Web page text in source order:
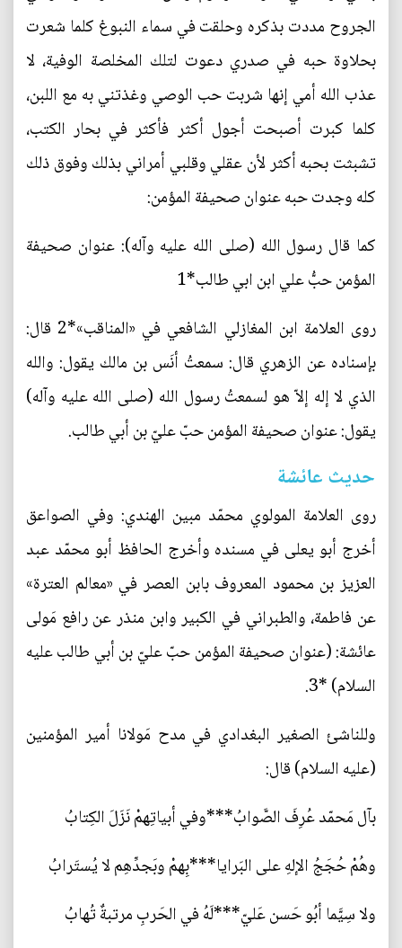
الجروح مددت بذكره وحلقت في سماء النبوغ كلما شعرت
بحلاوة حبه في صدري دعوت لتلك المخلصة الوفية، لا
عذب الله أمي إنها شربت حب الوصي وغذتني به مع اللبن،
كلما كبرت أصبحت أجول أكثر فأكثر في بحار الكتب،
تشبثت بحبه أكثر لأن عقلي وقلبي أمراني بذلك وفوق ذلك
كله وجدت حبه عنوان صحيفة المؤمن:
‎كما قال رسول الله (صلى الله عليه وآله): عنوان صحيفة
المؤمن حبُّ علي ابن ابي طالب*1
‎روى العلامة ابن المغازلي الشافعي في «المناقب»*2 قال:
بإسناده عن الزهري قال: سمعتُ أنَس بن مالك يقول: والله
الذي لا إله إلاّ هو لسمعتُ رسول الله (صلى الله عليه وآله)
يقول: عنوان صحيفة المؤمن حبّ عليّ بن أبي طالب.
‎روى العلامة المولوي محمّد مبين الهندي: وفي الصواعق
أخرج أبو يعلى في مسنده وأخرج الحافظ أبو محمّد عبد
العزيز بن محمود المعروف بابن العصر في «معالم العترة»
عن فاطمة، والطبراني في الكبير وابن منذر عن رافع مَولى
عائشة: (عنوان صحيفة المؤمن حبّ عليّ بن أبي طالب عليه
السلام) *3.
‎وللناشئ الصغير البغدادي في مدح مَولانا أمير المؤمنين
(عليه السلام) قال: